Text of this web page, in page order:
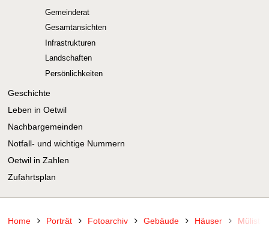
Gemeinderat
Gesamtansichten
Infrastrukturen
Landschaften
Persönlichkeiten
Geschichte
Leben in Oetwil
Nachbargemeinden
Notfall- und wichtige Nummern
Oetwil in Zahlen
Zufahrtsplan
Home Porträt Fotoarchiv Gebäude Häuser